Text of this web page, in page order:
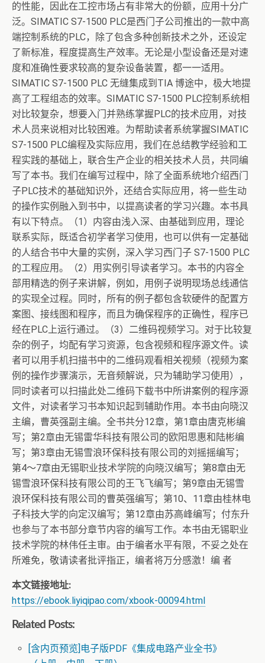
的性能，因此在工控市场占有非常大的份额，应用十分广
泛。SIMATIC S7-1500 PLC是西门子公司推出的一款中高
端控制系统的PLC，除了包含多种创新技术之外，还设定
了新标准，程度提高生产效率。无论是小型设备还是对速
度和准确性要求较高的复杂设备装置，都一一适用。
SIMATIC S7-1500 PLC 无缝集成到TIA 博途中，极大地提
高了工程组态的效率。SIMATIC S7-1500 PLC控制系统相
对比较复杂，想要入门并熟练掌握PLC的技术应用，对技
术人员来说相对比较困难。为帮助读者系统掌握SIMATIC
S7-1500 PLC编程及实际应用，我们在总结教学经验和工
程实践的基础上，联合生产企业的相关技术人员，共同编
写了本书。我们在编写过程中，除了全面系统地介绍西门
子PLC技术的基础知识外，还结合实际应用，将一些生动
的操作实例融入到书中，以提高读者的学习兴趣。本书具
有以下特点。（1）内容由浅入深、由基础到应用，理论
联系实际，既适合初学者学习使用，也可以供有一定基础
的人结合书中大量的实例，深入学习西门子 S7-1500 PLC
的工程应用。（2）用实例引导读者学习。本书的内容全
部用精选的例子来讲解，例如，用例子说明现场总线通信
的实现全过程。同时，所有的例子都包含软硬件的配置方
案图、接线图和程序，而且为确保程序的正确性，程序已
经在PLC上运行通过。（3）二维码视频学习。对于比较复
杂的例子，均配有学习资源，包含视频和程序源文件。读
者可以用手机扫描书中的二维码观看相关视频（视频为案
例的操作步骤演示，无音频解说，只为辅助学习使用），
同时读者可以扫描此处二维码下载书中所讲案例的程序源
文件，对读者学习书本知识起到辅助作用。本书由向晓汉
主编，曹英强副主编。全书共分12章，第1章由唐克彬编
写；第2章由无锡雷华科技有限公司的欧阳思惠和陆彬编
写；第3章由无锡雪浪环保科技有限公司的刘摇摇编写；
第4～7章由无锡职业技术学院的向晓汉编写；第8章由无
锡雪浪环保科技有限公司的王飞飞编写；第9章由无锡雪
浪环保科技有限公司的曹英强编写；第10、11章由桂林电
子科技大学的向定汉编写；第12章由苏高峰编写；付东升
也参与了本书部分章节内容的编写工作。本书由无锡职业
技术学院的林伟任主审。由于编者水平有限，不妥之处在
所难免，敬请读者批评指正，编者将万分感激！编 者
本文链接地址:
https://ebook.liyiqipao.com/xbook-00094.html
Related Posts:
[含内页预览]电子版PDF《集成电路产业全书》